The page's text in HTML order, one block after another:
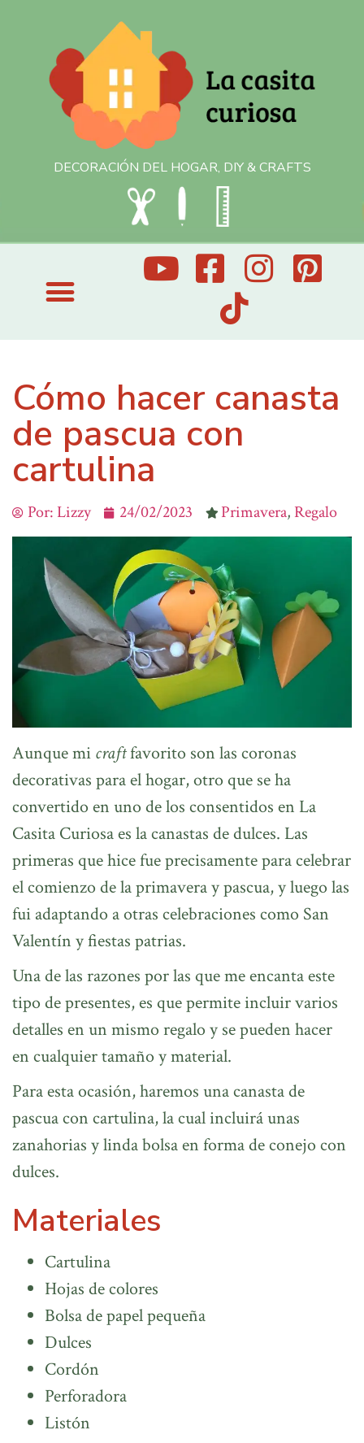
DECORACIÓN DEL HOGAR, DIY & CRAFTS
Cómo hacer canasta
de pascua con
cartulina
Por:Lizzy 24/02/2023 Primavera,Regalo
Aunque mi craftfavorito son las coronas
decorativas para el hogar, otro que se ha
convertido en uno de los consentidos en La
Casita Curiosa es la canastas de dulces. Las
primeras que hice fue precisamente para celebrar
el comienzo de la primavera y pascua, y luego las
fui adaptando a otras celebraciones como San
Valentín y fiestas patrias.
Una de las razones por las que me encanta este
tipo de presentes, es que permite incluir varios
detalles en un mismo regalo y se pueden hacer
en cualquier tamaño y material.
Para esta ocasión, haremos una canasta de
pascua con cartulina, la cual incluirá unas
zanahorias y linda bolsa en forma de conejo con
dulces.
Materiales
Cartulina
Hojas de colores
Bolsa de papel pequeña
Dulces
Cordón
Perforadora
Listón